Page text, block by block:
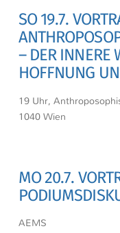
SO 19.7.
– DER INNERE
HOFFNUNG
19 Uhr,
1040 Wien
MO 20.7.
AEMS